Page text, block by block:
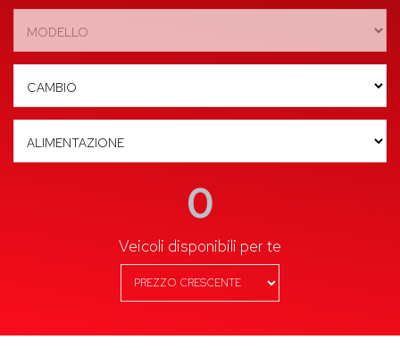
0
Veicoli disponibili per te